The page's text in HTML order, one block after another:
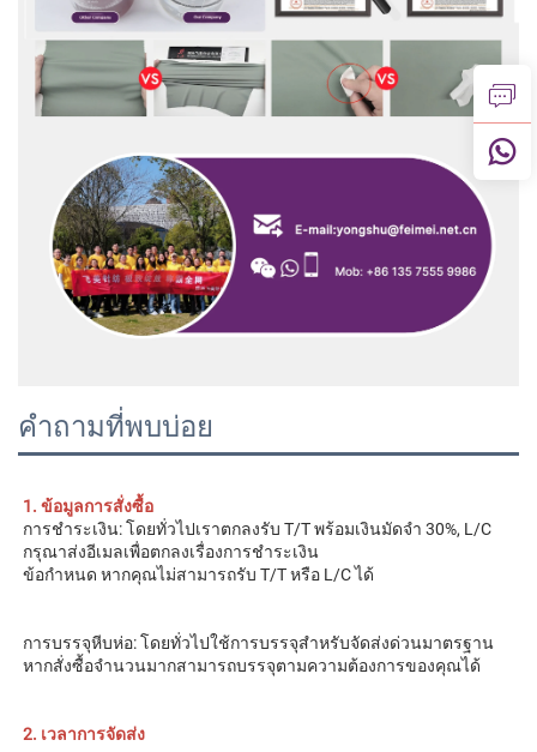
คำถามที่พบบ่อย
1. ข้อมูลการสั่งซื้อ
การชำระเงิน: โดยทั่วไปเราตกลงรับ T/T พร้อมเงินมัดจำ 30%, L/C
กรุณาส่งอีเมลเพื่อตกลงเรื่องการชำระเงิน
ข้อกำหนด หากคุณไม่สามารถรับ T/T หรือ L/C ได้
การบรรจุหีบห่อ: โดยทั่วไปใช้การบรรจุสำหรับจัดส่งด่วนมาตรฐาน
หากสั่งซื้อจำนวนมากสามารถบรรจุตามความต้องการของคุณได้
2. เวลาการจัดส่ง